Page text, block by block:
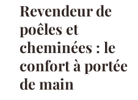
Revendeur de
poêles et
cheminées : le
confort à portée
de main